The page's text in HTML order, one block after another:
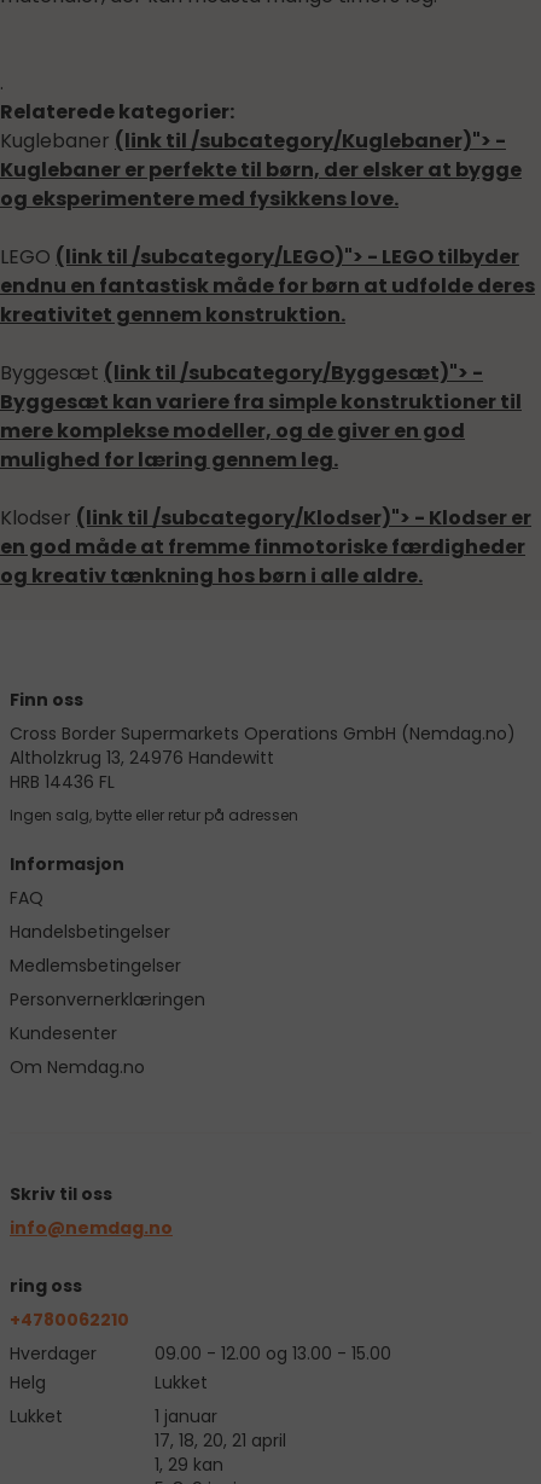
.
Relaterede kategorier:
Kuglebaner (link til /subcategory/Kuglebaner)"> -
Kuglebaner er perfekte til børn, der elsker at bygge
og eksperimentere med fysikkens love.
LEGO (link til /subcategory/LEGO)"> - LEGO tilbyder
endnu en fantastisk måde for børn at udfolde deres
kreativitet gennem konstruktion.
Byggesæt (link til /subcategory/Byggesæt)"> -
Byggesæt kan variere fra simple konstruktioner til
mere komplekse modeller, og de giver en god
mulighed for læring gennem leg.
Klodser (link til /subcategory/Klodser)"> - Klodser er
en god måde at fremme finmotoriske færdigheder
og kreativ tænkning hos børn i alle aldre.
Finn oss
Cross Border Supermarkets Operations GmbH (Nemdag.no)
Altholzkrug 13, 24976 Handewitt
HRB 14436 FL
Ingen salg, bytte eller retur på adressen
Informasjon
FAQ
Handelsbetingelser
Medlemsbetingelser
Personvernerklæringen
Kundesenter
Om Nemdag.no
Skriv til oss
info@nemdag.no
ring oss
+4780062210
Hverdager
09.00 - 12.00 og 13.00 - 15.00
Helg
Lukket
Lukket
1 januar
17, 18, 20, 21 april
1, 29 kan